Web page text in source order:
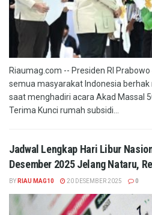
Riaumag.com -- Presiden RI
semua masyarakat Indonesia
saat menghadiri acara Akad Massal
Terima Kunci rumah subsidi...
Jadwal Lengkap Hari Libur
Desember 2025 Jelang Nataru,
BY RIAU MAG10 20 DESEMBER 2025 0